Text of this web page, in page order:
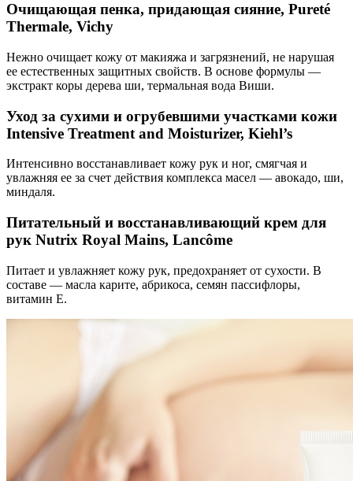
Очищающая пенка, придающая сияние, Pureté
Thermale, Vichy
Нежно очищает кожу от макияжа и загрязнений, не нарушая
ее естественных защитных свойств. В основе формулы —
экстракт коры дерева ши, термальная вода Виши.
Уход за сухими и огрубевшими участками кожи
Intensive Treatment and Moisturizer, Kiehl’s
Интенсивно восстанавливает кожу рук и ног, смягчая и
увлажняя ее за счет действия комплекса масел — авокадо, ши,
миндаля.
Питательный и восстанавливающий крем для
рук Nutrix Royal Mains, Lancôme
Питает и увлажняет кожу рук, предохраняет от сухости. В
составе — масла карите, абрикоса, семян пассифлоры,
витамин Е.